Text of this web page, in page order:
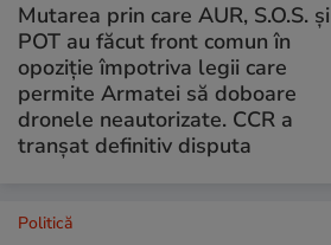
Mutarea prin care AUR, S.O.S. și
POT au făcut front comun în
opoziție împotriva legii care
permite Armatei să doboare
dronele neautorizate. CCR a
tranșat definitiv disputa
Politică